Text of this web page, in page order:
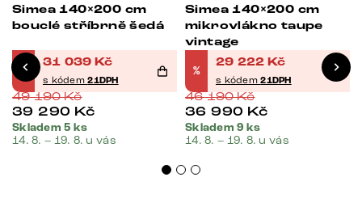
Simea 140×200 cm
bouclé stříbrně šedá
%
31 039 Kč
s kódem21DPH
49 190Kč
39 290 Kč
Skladem 5 ks
14. 8. – 19. 8. u vás
Simea 140×200 cm
mikrovlákno taupe
vintage
%
29 222 Kč
s kódem21DPH
46 190Kč
36 990 Kč
Skladem 9 ks
14. 8. – 19. 8. u vás